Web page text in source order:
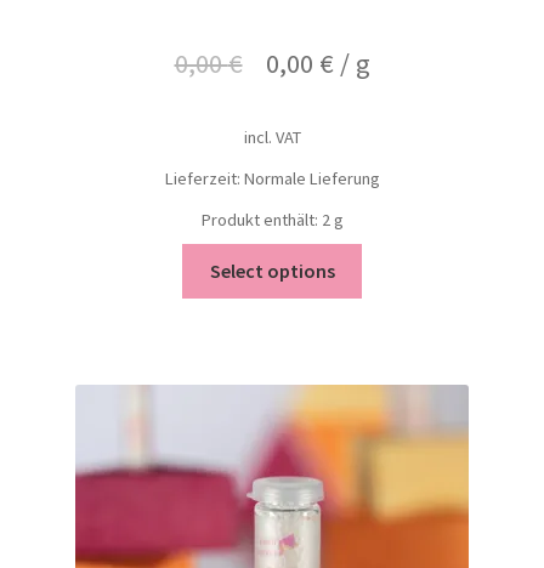
0,00€ 0,00 € / g
incl. VAT
Lieferzeit: Normale Lieferung
Produkt enthält: 2g
Select options